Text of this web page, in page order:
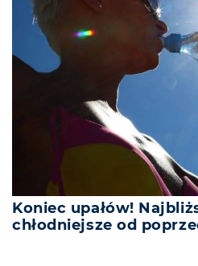
Koniec upałów!
chłodniejsze od